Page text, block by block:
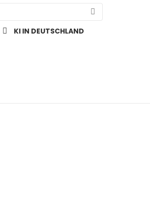
KI IN DEUTSCHLAND